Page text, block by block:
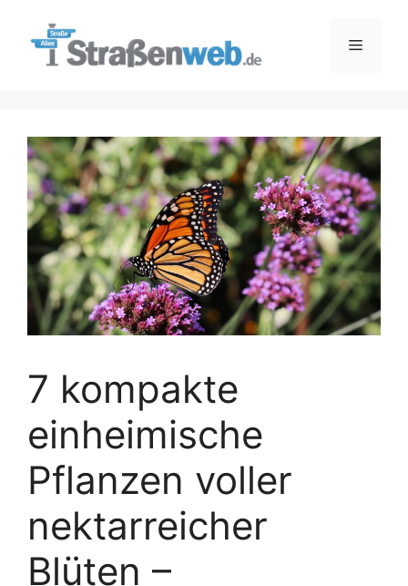
Menü
7 kompakte
einheimische
Pflanzen voller
nektarreicher
Blüten –